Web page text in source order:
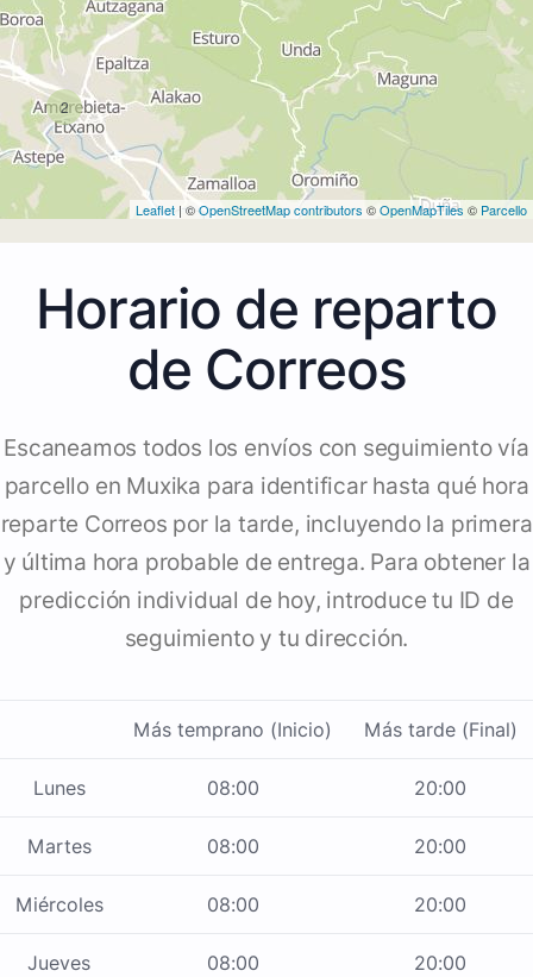
2
Leaflet | ©OpenStreetMap contributors ©OpenMapTiles © Parcello
Horario de reparto
de Correos
Escaneamos todos los envíos con seguimiento vía
parcello en Muxika para identificar hasta qué hora
reparte Correos por la tarde, incluyendo la primera
y última hora probable de entrega. Para obtener la
predicción individual de hoy, introduce tu ID de
seguimiento y tu dirección.
Más temprano (Inicio) Más tarde (Final)
Lunes 08:00 20:00
Martes 08:00 20:00
Miércoles 08:00 20:00
Jueves 08:00 20:00